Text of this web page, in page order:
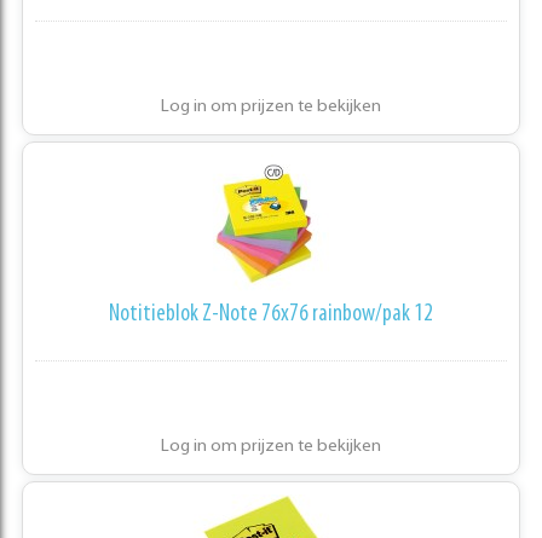
Log in om prijzen te bekijken
Notitieblok Z-Note 76x76 rainbow/pak 12
Log in om prijzen te bekijken